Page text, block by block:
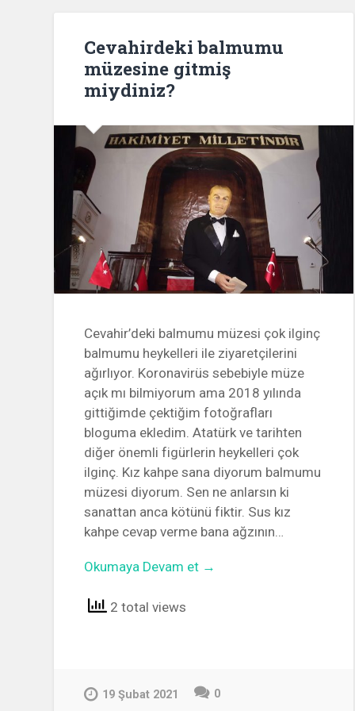
Cevahirdeki balmumu
müzesine gitmiş
miydiniz?
Cevahir’deki balmumu müzesi çok ilginç
balmumu heykelleri ile ziyaretçilerini
ağırlıyor. Koronavirüs sebebiyle müze
açık mı bilmiyorum ama 2018 yılında
gittiğimde çektiğim fotoğrafları
bloguma ekledim. Atatürk ve tarihten
diğer önemli figürlerin heykelleri çok
ilginç. Kız kahpe sana diyorum balmumu
müzesi diyorum. Sen ne anlarsın ki
sanattan anca kötünü fiktir. Sus kız
kahpe cevap verme bana ağzının…
Okumaya Devam et →
2 total views
19 Şubat 2021 0